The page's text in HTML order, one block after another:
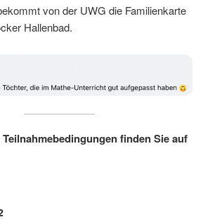
von der UWG die Familienkarte
Hallenbad.
finden Sie auf